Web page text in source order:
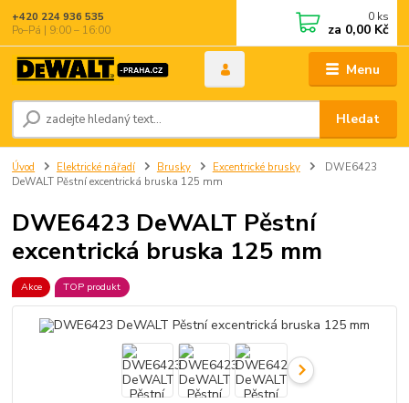
Menu
Hledat
+420 224 936 535
Po–Pá | 9:00 – 16:00
0 ks
za 0,00 Kč
Úvod Elektrické nářadí Brusky Excentrické brusky
DWE6423
DeWALT Pěstní excentrická bruska 125 mm
DWE6423 DeWALT Pěstní
excentrická bruska 125 mm
Akce TOP produkt